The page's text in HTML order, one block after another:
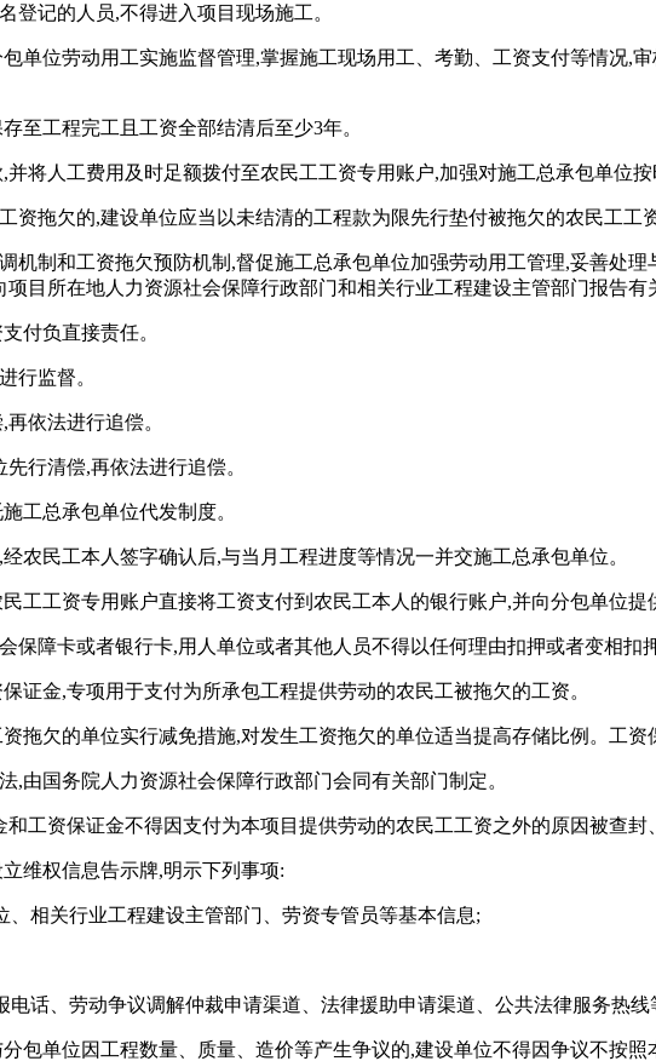
登记的人员,不得进入项目现场施工。
单位劳动用工实施监督管理,掌握施工现场用工、考勤、工资支付等情况,
至工程完工且工资全部结清后至少3年。
将人工费用及时足额拨付至农民工工资专用账户,加强对施工总承包单位按
资拖欠的,建设单位应当以未结清的工程款为限先行垫付被拖欠的农民工工资
机制和工资拖欠预防机制,督促施工总承包单位加强劳动用工管理,妥善处
目所在地人力资源社会保障行政部门和相关行业工程建设主管部门报告有
付负直接责任。
行监督。
依法进行追偿。
行清偿,再依法进行追偿。
工总承包单位代发制度。
农民工本人签字确认后,与当月工程进度等情况一并交施工总承包单位。
工工资专用账户直接将工资支付到农民工本人的银行账户,并向分包单位提
保障卡或者银行卡,用人单位或者其他人员不得以任何理由扣押或者变相扣押
证金,专项用于支付为所承包工程提供劳动的农民工被拖欠的工资。
拖欠的单位实行减免措施,对发生工资拖欠的单位适当提高存储比例。工资
由国务院人力资源社会保障行政部门会同有关部门制定。
工资保证金不得因支付为本项目提供劳动的农民工工资之外的原因被查封
维权信息告示牌,明示下列事项:
相关行业工程建设主管部门、劳资专管员等基本信息;
话、劳动争议调解仲裁申请渠道、法律援助申请渠道、公共法律服务热线
包单位因工程数量、质量、造价等产生争议的,建设单位不得因争议不按